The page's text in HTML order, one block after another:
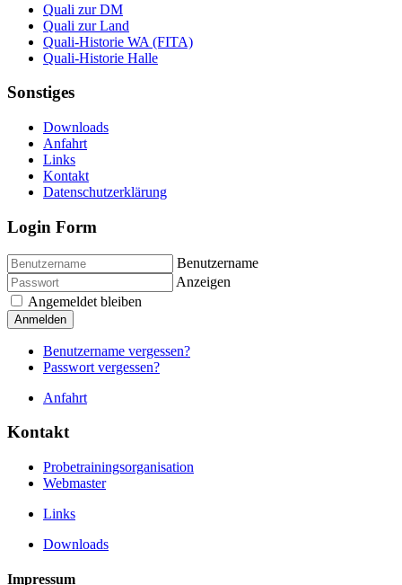
Quali zur DM
Quali zur Land
Quali-Historie WA (FITA)
Quali-Historie Halle
Sonstiges
Downloads
Anfahrt
Links
Kontakt
Datenschutzerklärung
Login Form
Benutzername
Anzeigen
Angemeldet bleiben
Anmelden
Benutzername vergessen?
Passwort vergessen?
Anfahrt
Kontakt
Probetrainingsorganisation
Webmaster
Links
Downloads
Impressum